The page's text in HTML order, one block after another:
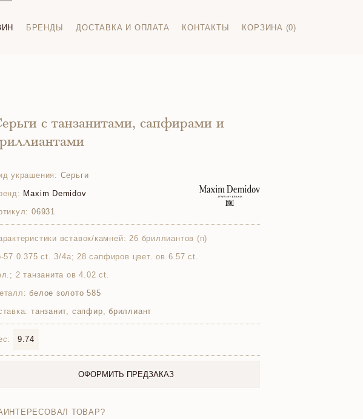
БРЕНДЫ ДОСТАВКА И ОПЛАТА КОНТАКТЫ КОРЗИНА (0)
с танзанитами, сапфирами и
украшения: Серьги
Maxim Demidov
06931
вставок/камней: 26 бриллиантов (n)
57 0.375 ct. 3/4а; 28 сапфиров цвет. ов 6.57 ct.
2 танзанита ов 4.02 ct.
белое золото 585
танзанит, сапфир, бриллиант
9.74
ОФОРМИТЬ ПРЕДЗАКАЗ
ТОВАР?